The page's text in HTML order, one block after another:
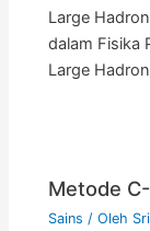
Large
dalam Fisika
Large
Metode
Sains / Oleh